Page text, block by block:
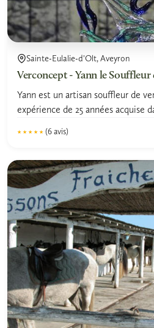
Sainte-Eulalie-d'Olt, Aveyron
Verconcept - Yann le Souffleur
Yann est un artisan souffleur de
expérience de 25 années acquise
★★★★★
★★★★★ (6 avis)